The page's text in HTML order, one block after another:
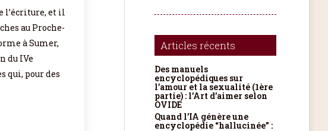
l’écriture, et il
au Proche-
à Sumer,
du IVe
qui, pour des
Articles récents
Des manuels
encyclopédiques sur
l’amour et la sexualité (1ère
partie) : l’Art d’aimer selon
OVIDE
Quand l’IA génère une
encyclopédie “hallucinée” :